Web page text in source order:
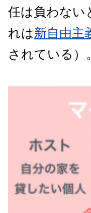
任は負わない
れは新自由主
されている）。